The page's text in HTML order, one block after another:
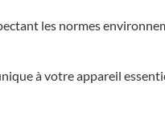
les normes
à votre appareil